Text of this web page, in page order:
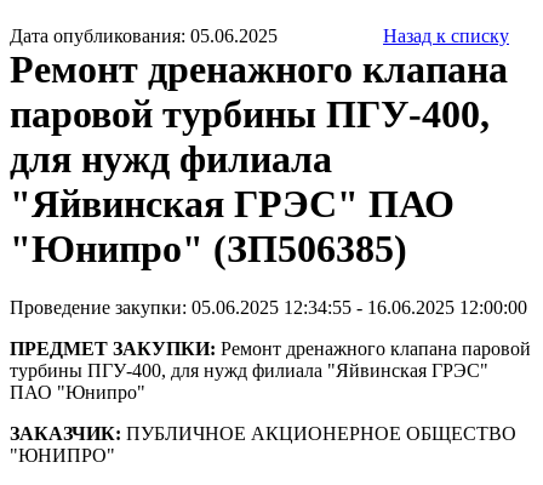
Дата опубликования: 05.06.2025 Назад к списку
Ремонт дренажного клапана
паровой турбины ПГУ-400,
для нужд филиала
"Яйвинская ГРЭС" ПАО
"Юнипро" (ЗП506385)
Проведение закупки: 05.06.2025 12:34:55 - 16.06.2025 12:00:00
ПРЕДМЕТ ЗАКУПКИ: Ремонт дренажного клапана паровой
турбины ПГУ-400, для нужд филиала "Яйвинская ГРЭС"
ПАО "Юнипро"
ЗАКАЗЧИК: ПУБЛИЧНОЕ АКЦИОНЕРНОЕ ОБЩЕСТВО
"ЮНИПРО"